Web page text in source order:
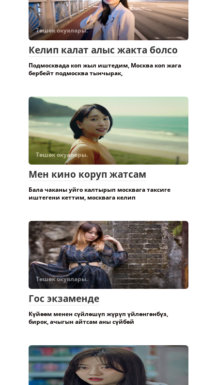
Төшөк окуялары.
Келип калат алыс жакта болсо
Подмосквада коп жыл иштедим, Москва коп жага
бербейт подмосква тынчырак,
Төшөк окуялары.
Мен кино коруп жатсам
Бала чаканы уйго калтырып москвага таксиге
иштегени кеттим, москвага келип
Төшөк окуялары.
Гос экзаменде
Күйөөм менен сүйлөшүп жүрүп үйлөнгөнбүз,
бирок, ачыгын айтсам аны сүйбөй